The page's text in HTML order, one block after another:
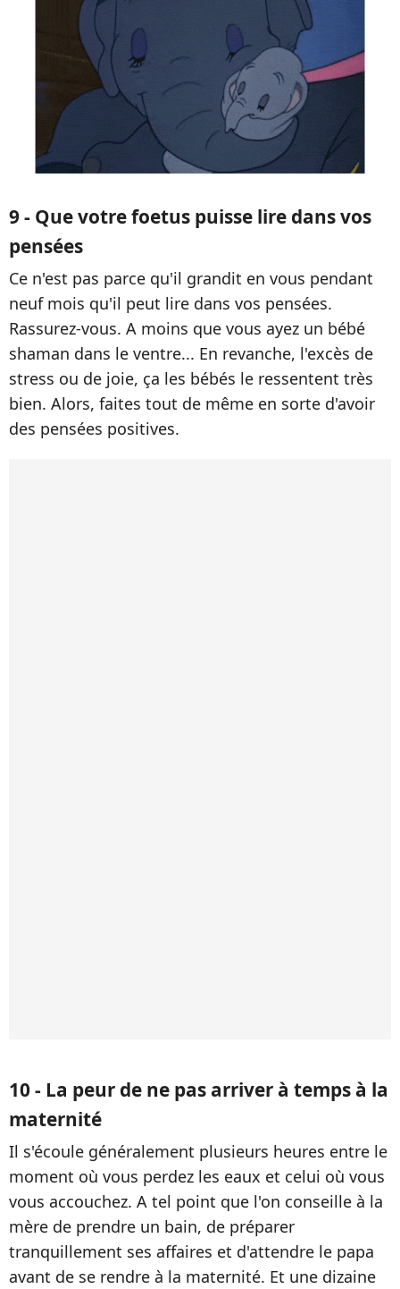
9 - Que votre foetus puisse lire dans vos
pensées
Ce n'est pas parce qu'il grandit en vous pendant
neuf mois qu'il peut lire dans vos pensées.
Rassurez-vous. A moins que vous ayez un bébé
shaman dans le ventre... En revanche, l'excès de
stress ou de joie, ça les bébés le ressentent très
bien. Alors, faites tout de même en sorte d'avoir
des pensées positives.
10 - La peur de ne pas arriver à temps à la
maternité
Il s'écoule généralement plusieurs heures entre le
moment où vous perdez les eaux et celui où vous
vous accouchez. A tel point que l'on conseille à la
mère de prendre un bain, de préparer
tranquillement ses affaires et d'attendre le papa
avant de se rendre à la maternité. Et une dizaine